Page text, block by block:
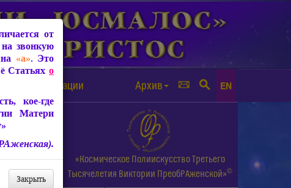
от чипизации Архив EN
Мира.
и др.
«Космическое Полиискусство Третьего
Тысячелетия Виктории ПреобРАженской»©
от
звонкую
на «а». Это
Статьях о
кое-где
Матери
Закрыть